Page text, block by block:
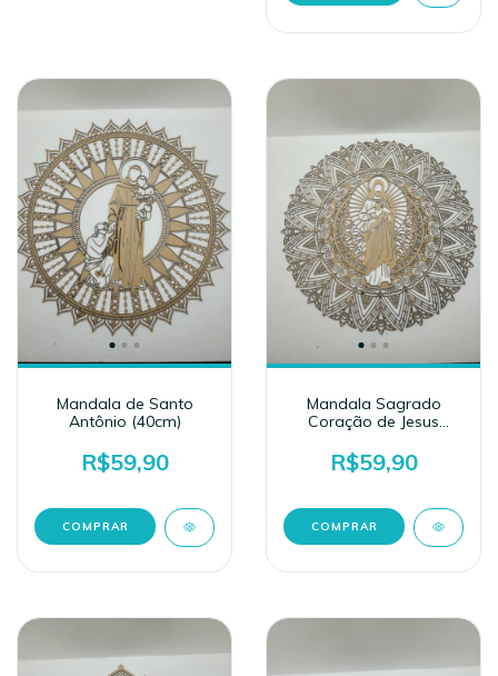
Mandala de Santo
Antônio (40cm)
R$59,90
Mandala Sagrado
Coração de Jesus
R$59,90